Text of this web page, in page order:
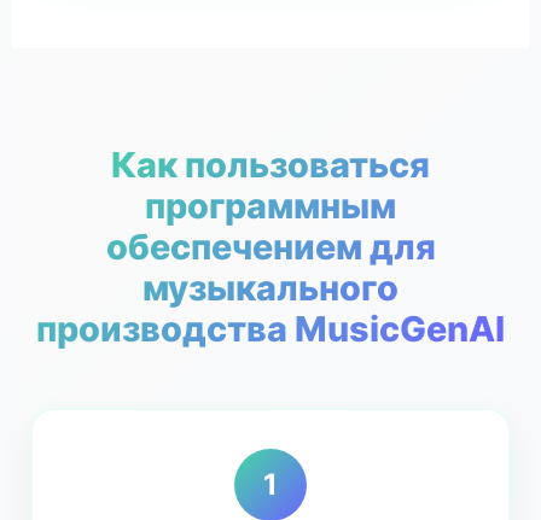
Как пользоваться
программным
обеспечением для
музыкального
производства MusicGenAI
1